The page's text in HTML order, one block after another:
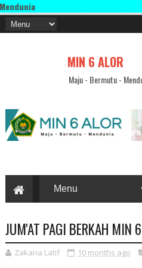
MIN 6 ALOR
Maju - Bermutu -
JUM'AT PAGI BERKAH MIN
Zakaria Latif 10 months ago